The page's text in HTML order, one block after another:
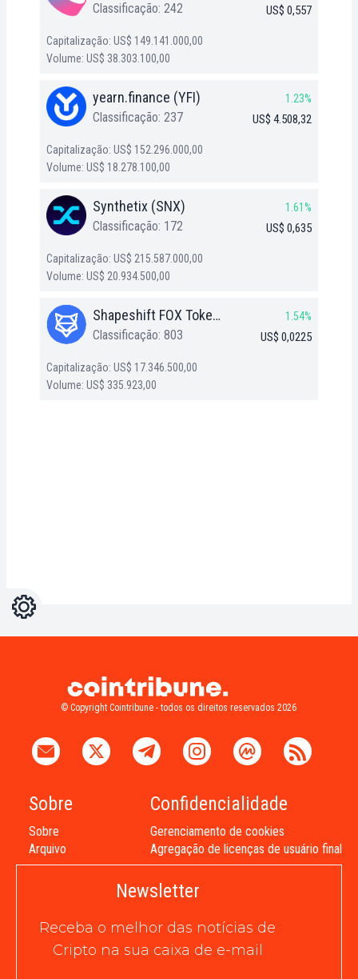
Classificação: 242 US$ 0,557
Capitalização: US$ 149.141.000,00
Volume: US$ 38.303.100,00
yearn.finance (YFI)
Classificação: 237
1.23%
US$ 4.508,32
Capitalização: US$ 152.296.000,00
Volume: US$ 18.278.100,00
Synthetix (SNX)
Classificação: 172
1.61%
US$ 0,635
Capitalização: US$ 215.587.000,00
Volume: US$ 20.934.500,00
Shapeshift FOX Token (FOX)
Classificação: 803
1.54%
US$ 0,0225
Capitalização: US$ 17.346.500,00
Volume: US$ 335.923,00
Configurações
© Copyright Cointribune - todos os direitos reservados 2026
Sobre
Sobre
Arquivo
Confidencialidade
Gerenciamento de cookies
Agregação de licenças de usuário final
Newsletter
Receba o melhor das notícias de
Cripto na sua caixa de e-mail